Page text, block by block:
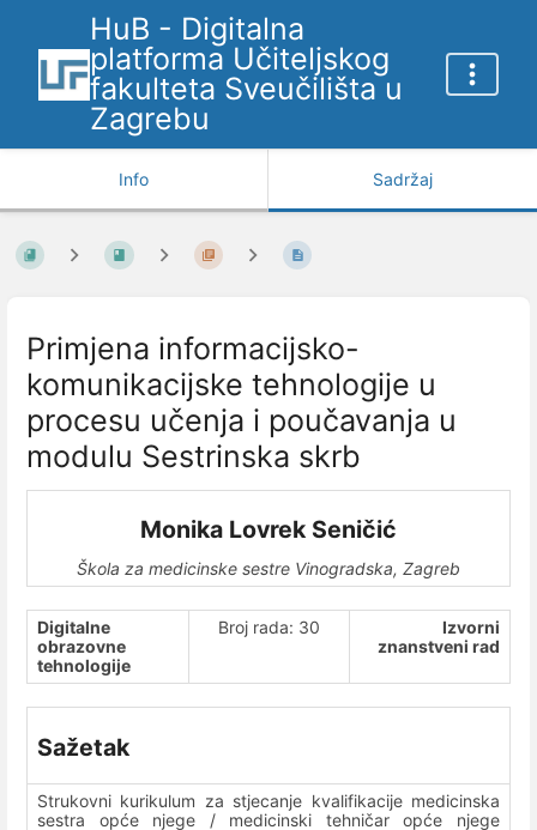
HuB - Digitalna
platforma Učiteljskog
fakulteta Sveučilišta u
Zagrebu
Info Sadržaj
Primjena informacijsko-
komunikacijske tehnologije u
procesu učenja i poučavanja u
modulu Sestrinska skrb
Monika Lovrek Seničić
Škola za medicinske sestre Vinogradska, Zagreb
Digitalne
obrazovne
tehnologije
Broj rada: 30
Izvorni
znanstveni rad
Sažetak
Strukovni kurikulum za stjecanje kvalifikacije medicinska
sestra opće njege / medicinski tehničar opće njege